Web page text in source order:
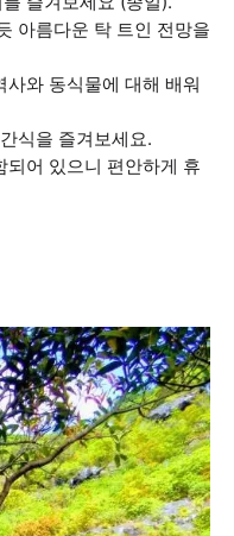
아름다운 탁 트인 전망을
와 동식물에 대해 배워
식을 즐겨보세요.
어 있으니 편안하게 휴